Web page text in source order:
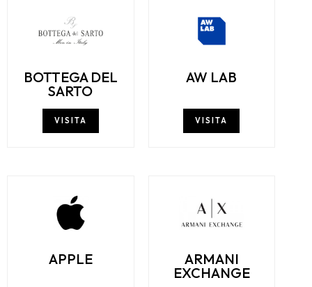
BOTTEGA DEL
SARTO
VISITA
AW LAB
VISITA
APPLE
ARMANI
EXCHANGE